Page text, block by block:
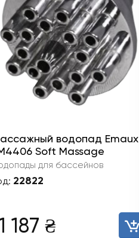
водопад Emaux
Soft Massage
для бассейнов
22822
187 ₴